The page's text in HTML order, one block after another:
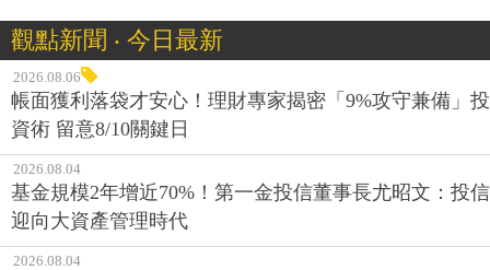
觀點新聞 ‧ 今日最新
2026.08.06
帳面獲利落袋才安心！理財專家揭密「9%攻守兼備」投
資術 留意8/10關鍵日
2026.08.04
基金規模2年增近70%！第一金投信董事長尤昭文：投信
迎向大資產管理時代
2026.08.04